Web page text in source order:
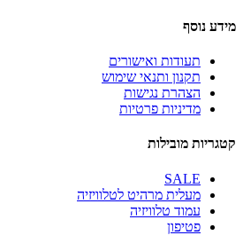
מידע נוסף
תעודות ואישורים
תקנון ותנאי שימוש
הצהרת נגישות
מדיניות פרטיות
קטגריות מובילות
SALE
מעלית מרהיט לטלוויזיה
עמוד טלוויזיה
פטיפון